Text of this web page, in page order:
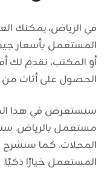
في الرياض، يمكنك
المستعمل بأسعار
أو المكتب، نقدم لك
الحصول على أثاث
سنستعرض في هذا
مستعمل بالرياض.
المحلات. كما سنشرح
المستعمل خيارًا ذكيًا.